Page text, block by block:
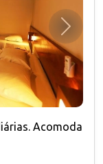
Acomoda